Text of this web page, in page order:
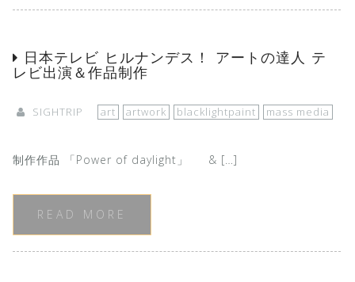
日本テレビ ヒルナンデス！ アートの達人 テ
レビ出演＆作品制作
SIGHTRIP art artwork blacklightpaint mass media
制作作品 「Power of daylight」 & […]
READ MORE